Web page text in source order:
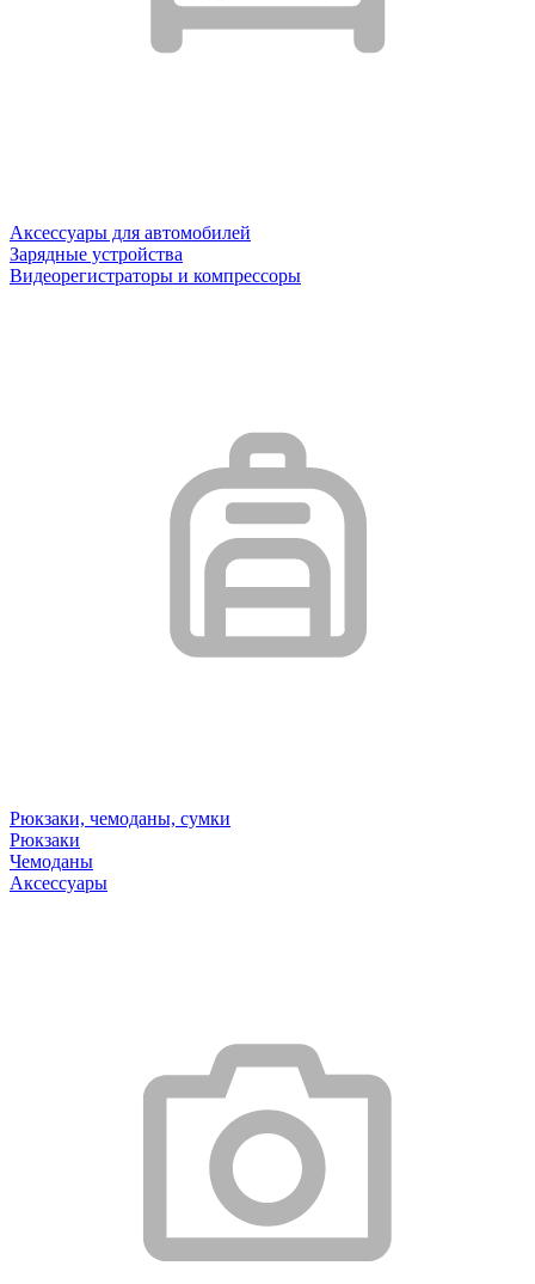
Аксессуары для автомобилей
Зарядные устройства
Видеорегистраторы и компрессоры
Рюкзаки, чемоданы, сумки
Рюкзаки
Чемоданы
Аксессуары